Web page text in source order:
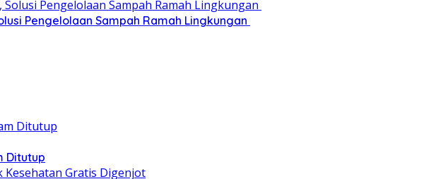
Pengelolaan Sampah Ramah Lingkungan
Ditutup